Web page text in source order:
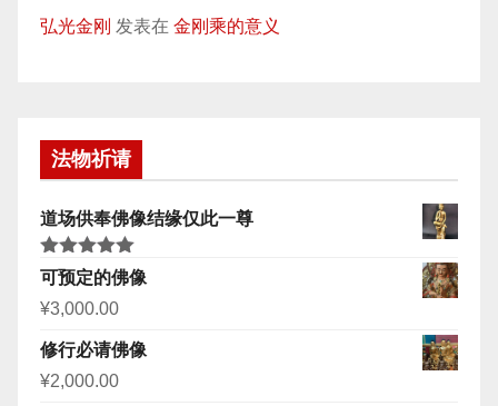
弘光金刚 发表在 金刚乘的意义
法物祈请
道场供奉佛像结缘仅此一尊
评分5.00
&sol; 5
可预定的佛像
¥3,000.00
修行必请佛像
¥2,000.00